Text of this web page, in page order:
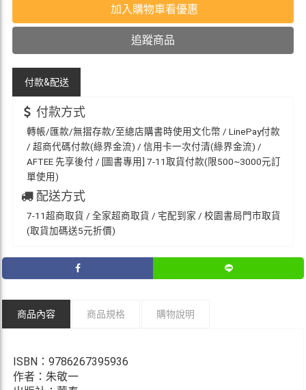
加入購物車看優惠
追蹤商品
付款&配送
付款方式
轉帳/匯款/無摺存款/至總店購書時使用文化幣 / LinePay付款
/ 超商代碼付款(綠界金流) / 信用卡一次付清(綠界金流) /
AFTEE 先享後付 / [圖書專用] 7-11取貨付款(限500~3000元訂
單使用)
配送方式
7-11超商取貨 / 全家超商取貨 / 宅配到家 / 校園書局門市取貨
(取貨加碼送5元折價)
商品內容 商品規格 購物說明
ISBN：9786267395936
作者：朱敬一